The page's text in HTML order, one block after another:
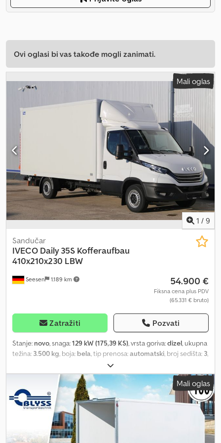
Ovi oglasi bi vas takođe mogli zanimati.
Mali oglas
1 / 9
Seesen 1.189 km
Sandučar
IVECO Daily 35S Kofferaufbau
410x210x230 LBW
54.900 €
Fiksna cena plus PDV
(65.331 € bruto)
Zatražiti Pozvati
Stanje: novo, snaga:129 kW (175,39 KS), vrsta goriva:dizel, ukupna
težina: 3.500 kg , boja: bela , tip prenosa:automatski , broj sedišta: 3
4.100 mm
2.100 mm, visina tovarnog prostora:2.300 mm, Oprema:ABS,
centralno zaključavanje, elektronski program stabilnosti (ESP),
filter za čađ, hidraulični zadnji podizač, klima uređaj,
navigacioni sistem
, IVECO Daily 35S18HA8/P sa sandučastom
nadgradnjom i utovarnom platformom, novo vozilo: * Bez
registracije * Nemačka dokumentacija * EURO VI E * 8-stepeni
automatski menjač * Komforno sedište za vozača, sa vazdušnim
Mali oglas